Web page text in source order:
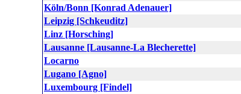
Köln/Bonn [Konrad Adenauer]
Leipzig [Schkeuditz]
Linz [Horsching]
Lausanne [Lausanne-La Blecherette]
Locarno
Lugano [Agno]
Luxembourg [Findel]